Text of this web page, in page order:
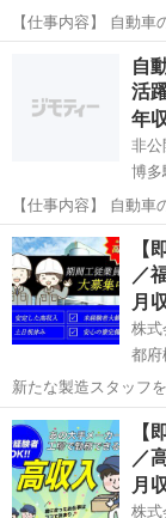
【仕事内容】 自動車
ていただきます。 自動車製品の組立 検査作業 データ入力 トラブルシ
ューテ
自
活
年
非公
博多
【仕事内容】 自動車
ていただきます。 自動車製品の組立 検査作業 データ入力 トラブルシ
ューティ
福岡 福岡市
【
／
月
株式
都府
新たな製造スタッフ
て、生産性を向上さ
がない方でも、しっ
応募ください 1.製...
福岡 大牟田市
【
／
月
株式